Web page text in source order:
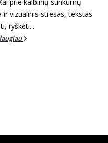
(angl. scaffolding) – tai
suaugusiojo